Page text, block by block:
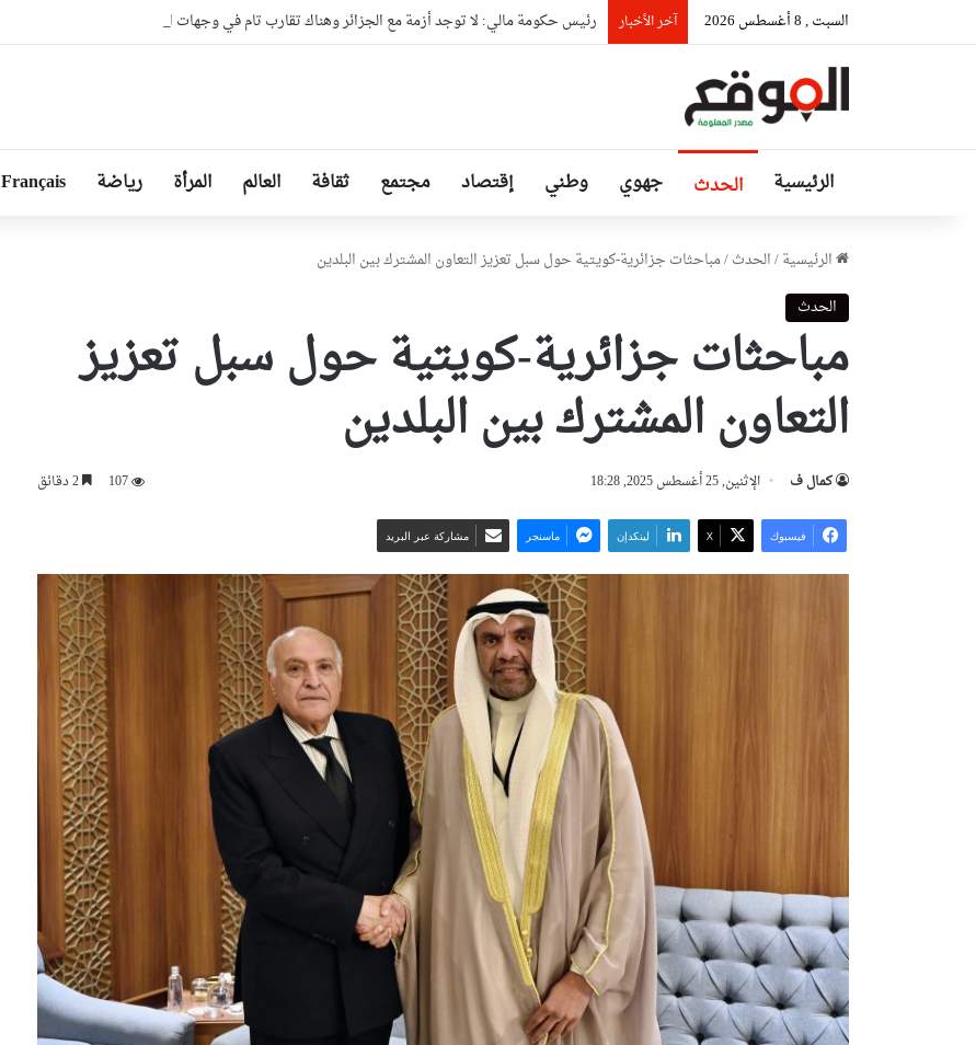
السبت , 8 أغسطس 2026 آخر الأخبار رئيس حكومة مالي: لا توجد أزمة مع الجزائر وهناك تقارب تام في وجهات النظر مع الرئيس تبون
الرئيسية الحدث جهوي وطني إقتصاد مجتمع ثقافة العالم المرأة رياضة Français
الرئيسية/الحدث/مباحثات جزائرية-كويتية حول سبل تعزيز التعاون المشترك بين البلدين
الحدث
مباحثات جزائرية-كويتية حول سبل تعزيز
التعاون المشترك بين البلدين
كمال ف الإثنين, 25 أغسطس 2025, 18:28 107 2 دقائق
فيسبوك ‫X لينكدإن ماسنجر مشاركة عبر البريد